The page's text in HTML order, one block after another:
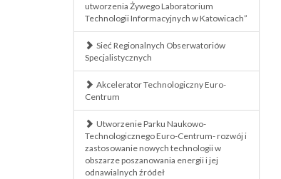
utworzenia Żywego Laboratorium
Technologii Informacyjnych w Katowicach”
Sieć Regionalnych Obserwatoriów
Specjalistycznych
Akcelerator Technologiczny Euro-
Centrum
Utworzenie Parku Naukowo-
Technologicznego Euro-Centrum- rozwój i
zastosowanie nowych technologii w
obszarze poszanowania energii i jej
odnawialnych źródeł